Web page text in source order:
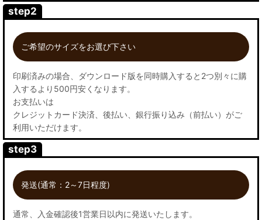
step2
ご希望のサイズをお選び下さい
印刷済みの場合、ダウンロード版を同時購入すると2つ別々に購
入するより500円安くなります。
お支払いは
クレジットカード決済、後払い、銀行振り込み（前払い）がご
利用いただけます。
step3
発送(通常：2～7日程度)
通常、入金確認後1営業日以内に発送いたします。